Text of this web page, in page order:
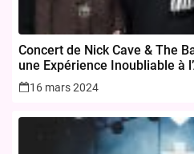
Concert de Nick Cave & The
une Expérience Inoubliable à
novembre 2024
16 mars 2024